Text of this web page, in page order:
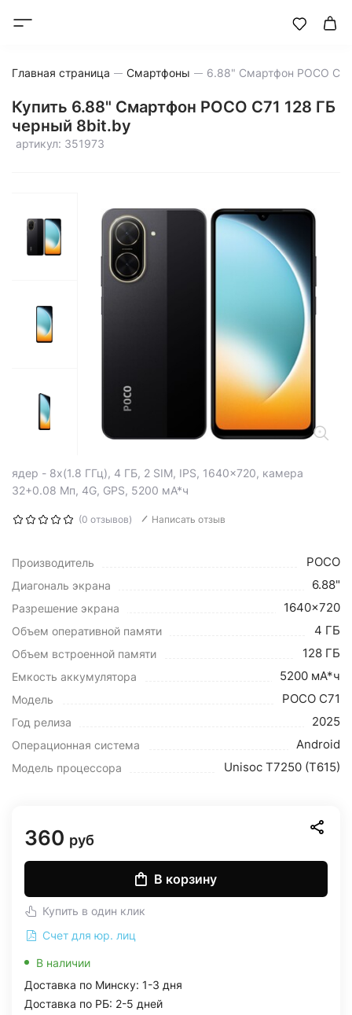
Главная страница Смартфоны
Купить 6.88" Смартфон POCO C71 128 ГБ
черный 8bit.by
артикул: 351973
ядер - 8x(1.8 ГГц), 4 ГБ, 2 SIM, IPS, 1640x720, камера
32+0.08 Мп, 4G, GPS, 5200 мА*ч
(0 отзывов) Написать отзыв
Производитель POCO
Диагональ экрана 6.88"
Разрешение экрана 1640x720
Объем оперативной памяти 4 ГБ
Объем встроенной памяти 128 ГБ
Емкость аккумулятора 5200 мА*ч
Модель POCO C71
Год релиза 2025
Операционная система Android
Модель процессора Unisoc T7250 (T615)
360 руб
В корзину
Купить в один клик
Счет для юр. лиц
В наличии
Доставка по Минску: 1-3 дня
Доставка по РБ: 2-5 дней